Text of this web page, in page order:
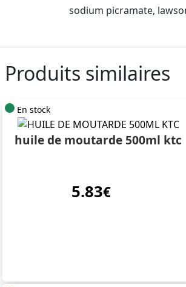
sodium picramate,
Produits similaires
En stock
huile de moutarde 500ml ktc
5.83€